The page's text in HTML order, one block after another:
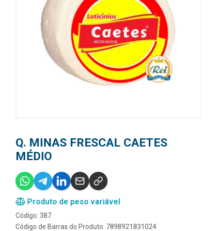
Q. MINAS FRESCAL CAETES
MÉDIO
Produto de peso variável
Código: 387
Código de Barras do Produto: 7898921831024